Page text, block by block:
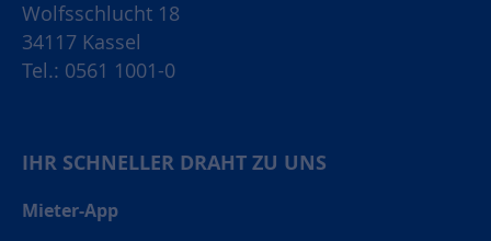
Wolfsschlucht 18
34117 Kassel
Tel.: 0561 1001-0
IHR SCHNELLER DRAHT ZU UNS
Mieter-App